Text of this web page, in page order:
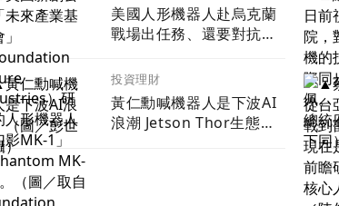
美國人形機器人赴烏克蘭
戰場出任務、還要對抗中
Ryzen AI嵌入式X100系列
處理器
投資理財
黃仁勳喊機器人是下波AI
浪潮 Jetson Thor生態系